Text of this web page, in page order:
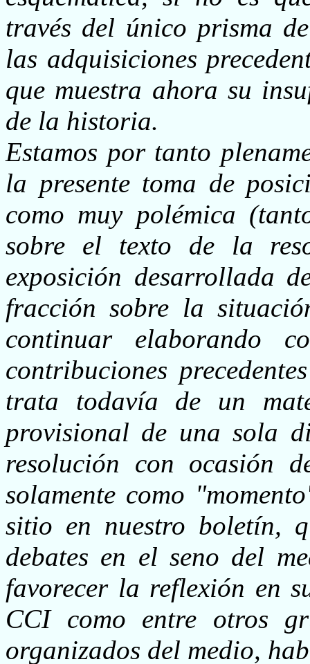
través del único prisma
las adquisiciones
que muestra ahora su
de la historia.
Estamos por tanto
la presente toma de
como muy polémica
sobre el texto de la
exposición desarrollada
fracción sobre la
continuar elaborando
contribuciones
trata todavía de un
provisional de una sola
resolución con ocasión
solamente como
sitio en nuestro boletín,
debates en el seno del
favorecer la reflexión en
CCI como entre otros
organizados del medio,